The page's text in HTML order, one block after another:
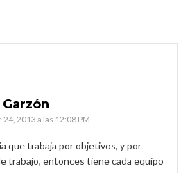
2013 a las 12:08 PM
que trabaja por objetivos, y por
trabajo, entonces tiene cada equipo